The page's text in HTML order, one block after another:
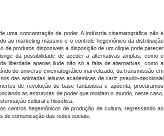
concentração de poder. A indústria cinematográfica não é
ao marketing massivo e o controle hegemônico da distribuição
de produtos disponíveis à disposição de um clique pode parecer
da possibilidade de aceder a alternativas amplas, como o
liberdade apenas ilude não só a falta de alternativas, como a
do universo cinematográfico marvelizado, da transmissão em
das animadas leituras académicas de cariz pseudo-decolonial
de revolução de base fantasiosa e apócrifa, procuramos
as estruturas de poder que moldam o mundo, neste caso,
cultural e filosófica.
centros hegemônicos de produção de cultura, regressando ao
de comunicação das redes sociais.